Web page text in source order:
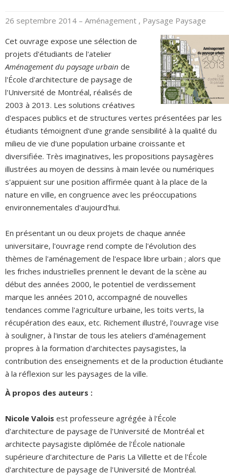
26 septembre 2014 – Aménagement , Paysage Paysage
Cet ouvrage expose une sélection de
projets d'étudiants de l'atelier
Aménagement du paysage urbain de
l'École d'architecture de paysage de
l'Université de Montréal, réalisés de
2003 à 2013. Les solutions créatives
d'espaces publics et de structures vertes présentées par les
étudiants témoignent d'une grande sensibilité à la qualité du
milieu de vie d'une population urbaine croissante et
diversifiée. Très imaginatives, les propositions paysagères
illustrées au moyen de dessins à main levée ou numériques
s'appuient sur une position affirmée quant à la place de la
nature en ville, en congruence avec les préoccupations
environnementales d'aujourd'hui.
En présentant un ou deux projets de chaque année
universitaire, l'ouvrage rend compte de l'évolution des
thèmes de l'aménagement de l'espace libre urbain ; alors que
les friches industrielles prennent le devant de la scène au
début des années 2000, le potentiel de verdissement
marque les années 2010, accompagné de nouvelles
tendances comme l'agriculture urbaine, les toits verts, la
récupération des eaux, etc. Richement illustré, l'ouvrage vise
à souligner, à l'instar de tous les ateliers d'aménagement
propres à la formation d'architectes paysagistes, la
contribution des enseignements et de la production étudiante
à la réflexion sur les paysages de la ville.
À propos des auteurs :
Nicole Valois est professeure agrégée à l'École
d'architecture de paysage de l'Université de Montréal et
architecte paysagiste diplômée de l'École nationale
supérieure d'architecture de Paris La Villette et de l'École
d'architecture de paysage de l'Université de Montréal.